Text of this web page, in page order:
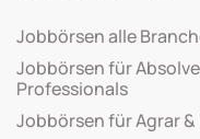
Jobbörsen alle
Jobbörsen für
Professionals
Jobbörsen für Agrar